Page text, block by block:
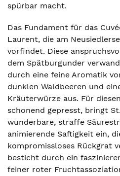
spürbar macht.
Das Fundament für das
Laurent, die am
vorfindet. Diese
dem Spätburgunder
durch eine feine Aromatik
dunklen Waldbeeren und
Kräuterwürze aus. Für
schonend gepresst, bringt
wunderbare, straffe
animierende Saftigkeit ein,
kompromissloses Rückgrat
besticht durch ein
feiner roter